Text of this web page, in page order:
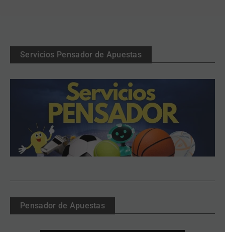
Servicios Pensador de Apuestas
Pensador de Apuestas